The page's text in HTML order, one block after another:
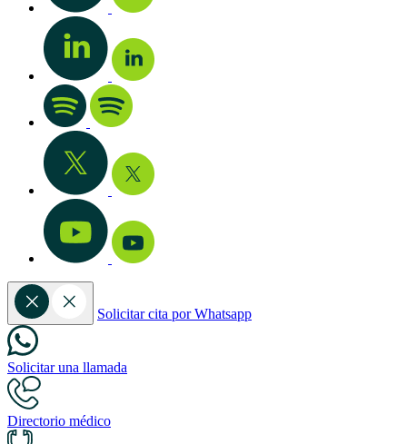
Solicitar cita por Whatsapp
Solicitar una llamada
Directorio médico